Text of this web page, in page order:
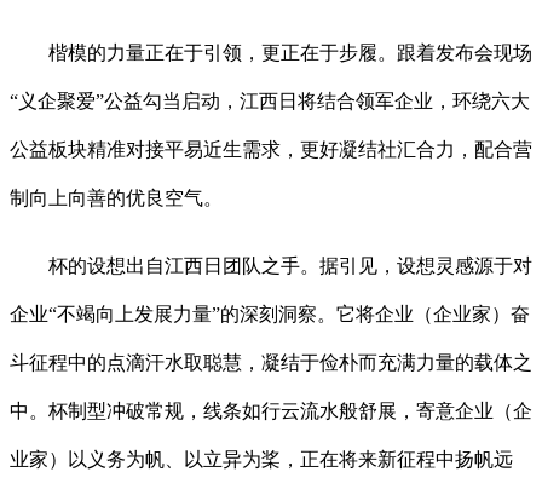
楷模的力量正在于引领，更正在于步履。跟着发布会现场
“义企聚爱”公益勾当启动，江西日将结合领军企业，环绕六大
公益板块精准对接平易近生需求，更好凝结社汇合力，配合营
制向上向善的优良空气。
杯的设想出自江西日团队之手。据引见，设想灵感源于对
企业“不竭向上发展力量”的深刻洞察。它将企业（企业家）奋
斗征程中的点滴汗水取聪慧，凝结于俭朴而充满力量的载体之
中。杯制型冲破常规，线条如行云流水般舒展，寄意企业（企
业家）以义务为帆、以立异为桨，正在将来新征程中扬帆远